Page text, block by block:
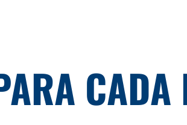
CADA